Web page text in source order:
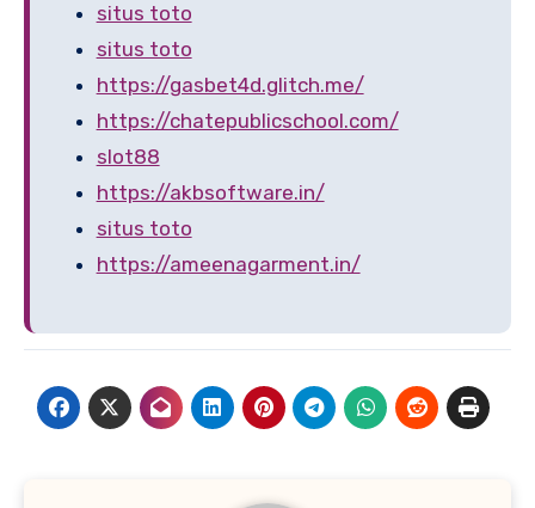
situs toto
situs toto
https://gasbet4d.glitch.me/
https://chatepublicschool.com/
slot88
https://akbsoftware.in/
situs toto
https://ameenagarment.in/